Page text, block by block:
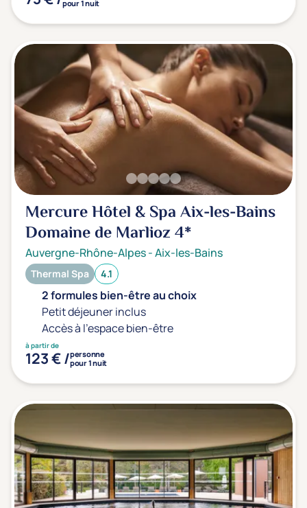
pour 1 nuit
Mercure Hôtel & Spa Aix-les-Bains
Domaine de Marlioz4*
Auvergne-Rhône-Alpes-Aix-les-Bains
Thermal Spa 4.1
2 formules bien-être au choix
Petit déjeuner inclus
Accès à l'espace bien-être
à partir de
123 € /personne
pour 1 nuit